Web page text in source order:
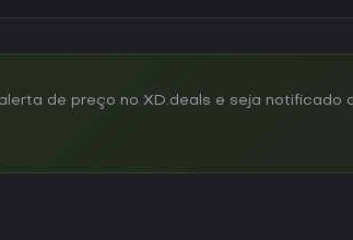
de preço no XD.deals e seja notificado